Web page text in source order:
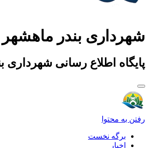
شهرداری بندر ماهشهر
پایگاه اطلاع رسانی
رفتن به محتوا
برگه نخست
اخبار